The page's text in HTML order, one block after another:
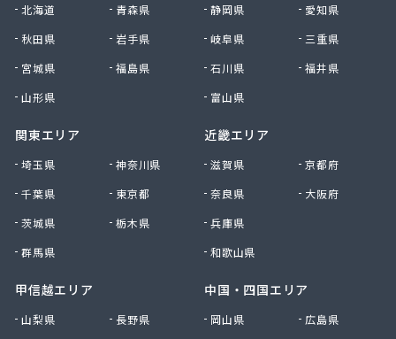
新日本ガス株式会社 本巣支店
森屋石油
杉浦プロパン瓦斯
西田和三
石黒商事株式会社 多治見・可児営業所
千賀石油株式会社
川地商店
泉北ガス株式会社
足立商店
村山プロパン
大一石油株式会社本社
北海道
青森県
秋田県
岩手県
宮城県
福島県
山形県
関東エリア
埼玉県
神奈川県
千葉県
東京都
茨城県
栃木県
群馬県
甲信越エリア
山梨県
長野県
静岡県
愛知県
岐阜県
三重県
石川県
福井県
富山県
近畿エリア
滋賀県
京都府
奈良県
大阪府
兵庫県
和歌山県
中国・四国エリア
岡山県
広島県